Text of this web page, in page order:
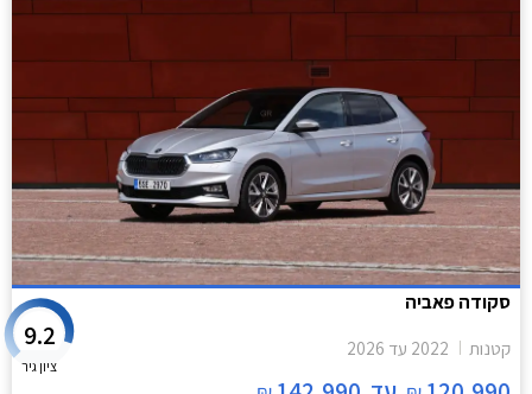
סקודה פאביה
קטנות 2022 עד 2026
9.2
ציון גיר